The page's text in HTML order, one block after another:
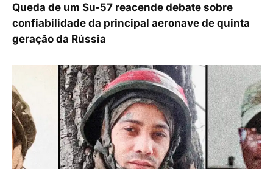
Queda de um Su-57 reacende debate sobre
confiabilidade da principal aeronave de quinta
geração da Rússia